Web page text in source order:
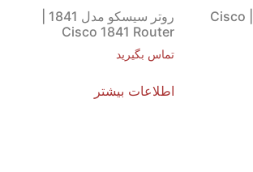
روتر سیسکو 2811 | Cisco
Cisco 1841 Router
تماس بگیرید
اطلاعات بیشتر